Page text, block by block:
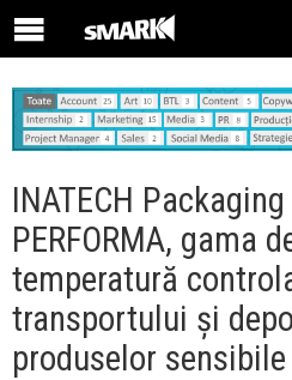
INATECH
PERFORMA, gama
temperatură
transportului și
produselor sensibile